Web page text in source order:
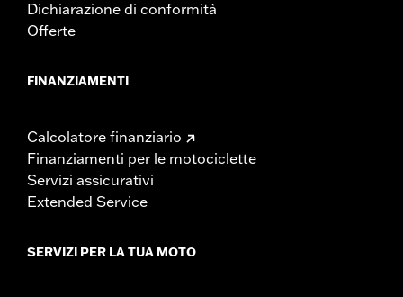
Dichiarazione di conformità
Offerte
FINANZIAMENTI
Calcolatore finanziario
Finanziamenti per le motociclette
Servizi assicurativi
Extended Service
SERVIZI PER LA TUA MOTO